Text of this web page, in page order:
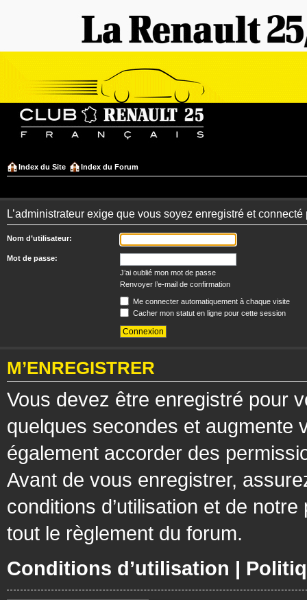
Index du Site Index du Forum
L’administrateur exige que vous soyez enregistré et
Nom d’utilisateur:
Mot de passe:
J’ai oublié mon mot de passe
Renvoyer l’e-mail de confirmation
Me connecter automatiquement à chaque visite
Cacher mon statut en ligne pour cette session
M’ENREGISTRER
Vous devez être enregistré pour
quelques secondes et augmente
également accorder des
Avant de vous enregistrer,
conditions d’utilisation et de
tout le règlement du forum.
Conditions d’utilisation |